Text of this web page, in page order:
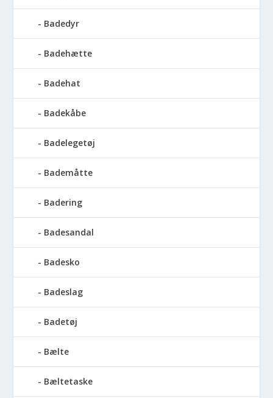
Badedyr
Badehætte
Badehat
Badekåbe
Badelegetøj
Bademåtte
Badering
Badesandal
Badesko
Badeslag
Badetøj
Bælte
Bæltetaske